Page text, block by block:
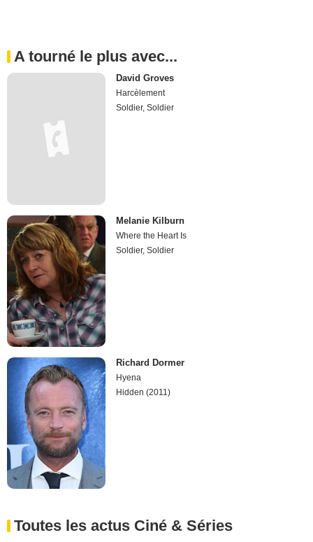
A tourné le plus avec...
David Groves
Harcèlement
Soldier, Soldier
Melanie Kilburn
Where the Heart Is
Soldier, Soldier
Richard Dormer
Hyena
Hidden (2011)
Toutes les actus Ciné & Séries